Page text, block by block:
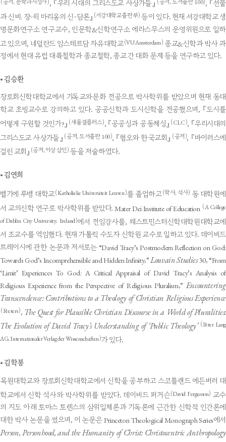
(공저, 문학과지성사), 『우리 시대의 그리스도교 사상가들』 (공저, 도서출판 100), 『선물
과 신비: 장-뤽 마리옹의 신-담론』 (서강대학교출판부) 등이 있다. 현재 서강대학교 생
명문화연구소 연구교수, 인문학&신학연구소 에라스무스의 운영위원으로 일하
고 있으며, 네덜란드 암스테르담 자유대학교(VU Amsterdam) 종교&신학과 박사 과
정에서 현대 유럽 대륙철학과 종교철학, 종교 간 대화 문제 등을 연구하고 있다.
•김승환
장로회신학대학교에서 기독교와문화 전공으로 박사학위를 받았으며 현재 동대
학교 초빙교수로 강의하고 있다. 공공신학과 도시신학을 전공했으며, 『도시를
어떻게 구원할 것인가?』 (새물결플러스), 『공공성과 공동체성』 (CLC), 『우리시대의
그리스도교 사상가들』 (공저, 도서출판 100), 『혐오와 한국교회』 (공저), 『바이러스에
걸린 교회』 (공저, 이상 삼인) 등을 저술하였다.
•김연희
벨기에 루뱅 대학교(Katholieke Universiteit Leuven)를 졸업하고(학사, 석사) 동 대학원에
서 교의신학 연구로 박사학위를 받았다. Mater Dei Institute of Education (A College
of Dublin City University, Ireland)에서 전임강사를, 웨스트민스터신학대학원대학교에
서 조교수를 역임했다. 현재 가톨릭 수도자 신학원 교수로 일하고 있다. 데이비드
트레이시에 관한 논문과 저서로는 “David Tracy’s Postmodern Reflection on God:
Towards God’s Incomprehensible and Hidden Infinity,”Louvain Studies30, “From
‘Limit’ Experiences To God: A Critical Appraisal of David Tracy’s Analysis of
Religious Experience from the Perspective of Religious Pluralism,” Encountering
Transcendence: Contributions to a Theology of Christian Religious Experience
(Peeters), The Quest for Plausible Christian Discourse in a World of Pluralities:
The Evolution of David Tracy’s Understanding of ‘Public Theology’ (Peter Lang
AG, Internationaler Verlag der Wissenschaften)가 있다.
•김학봉
목원대학교와 장로회신학대학교에서 신학을 공부하고 스코틀랜드 에든버러 대
학교에서 신학 석사와 박사학위를 받았다. 데이비드 퍼거슨(David Fergusson) 교수
의 지도 아래 토마스 토렌스의 삼위일체론과 기독론에 근간한 신학적 인간론에
대한 박사 논문을 썼으며, 이 논문은 Princeton Theological Monograph Series에서
Person, Personhood, and the Humanity of Christ: Christocentric Anthropology